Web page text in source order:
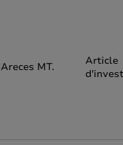
Areces MT.
Article